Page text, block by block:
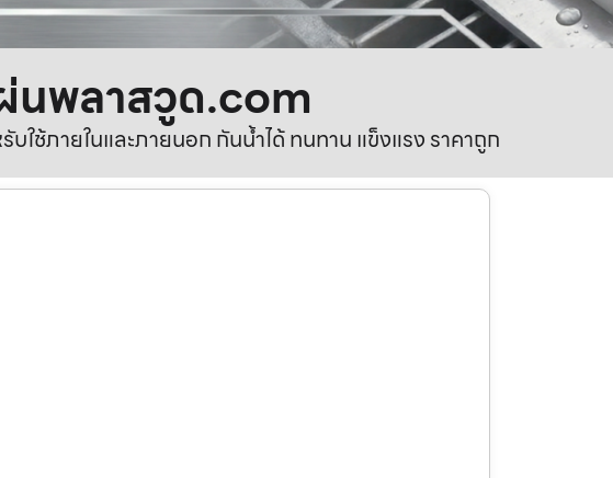
นพลาสวูด.com
ใช้ภายในและภายนอก กันน้ำได้ ทนทาน แข็งแรง ราคาถูก